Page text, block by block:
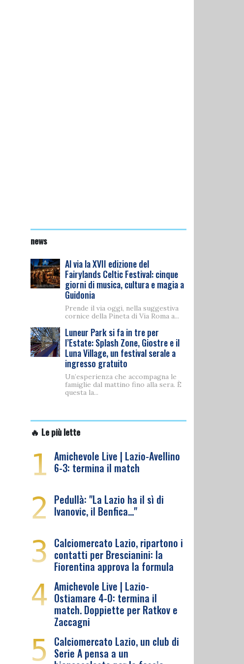
news
Al via la XVII edizione del
Fairylands Celtic Festival: cinque
giorni di musica, cultura e magia a
Guidonia
Prende il via oggi, nella suggestiva
cornice della Pineta di Via Roma a...
Luneur Park si fa in tre per
l’Estate: Splash Zone, Giostre e il
Luna Village, un festival serale a
ingresso gratuito
Un’esperienza che accompagna le
famiglie dal mattino fino alla sera. È
questa la...
🔥 Le più lette
1 Amichevole Live | Lazio-Avellino
6-3: termina il match
2 Pedullà: "La Lazio ha il sì di
Ivanovic, il Benfica…"
3 Calciomercato Lazio, ripartono i
contatti per Brescianini: la
Fiorentina approva la formula
4 Amichevole Live | Lazio-
Ostiamare 4-0: termina il
match. Doppiette per Ratkov e
Zaccagni
5 Calciomercato Lazio, un club di
Serie A pensa a un